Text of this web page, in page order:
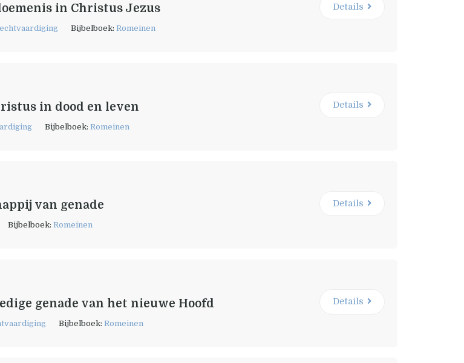
in Christus Jezus
Bijbelboek: Romeinen
Details
in dood en leven
Bijbelboek: Romeinen
Details
van genade
Bijbelboek: Romeinen
Details
genade van het nieuwe Hoofd
Bijbelboek: Romeinen
Details